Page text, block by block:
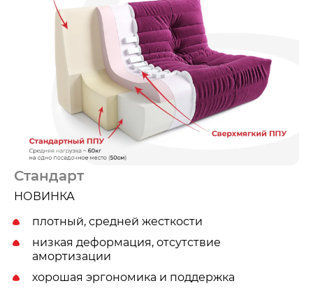
Стандарт
НОВИНКА
плотный, средней жесткости
низкая деформация, отсутствие
амортизации
хорошая эргономика и поддержка